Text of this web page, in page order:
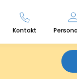
Kontakt